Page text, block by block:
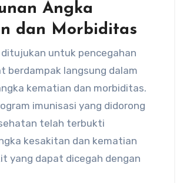
Angka
dan Morbiditas
ditujukan untuk pencegahan
berdampak langsung dalam
kematian dan morbiditas.
imunisasi yang didorong
telah terbukti
kesakitan dan kematian
yang dapat dicegah dengan